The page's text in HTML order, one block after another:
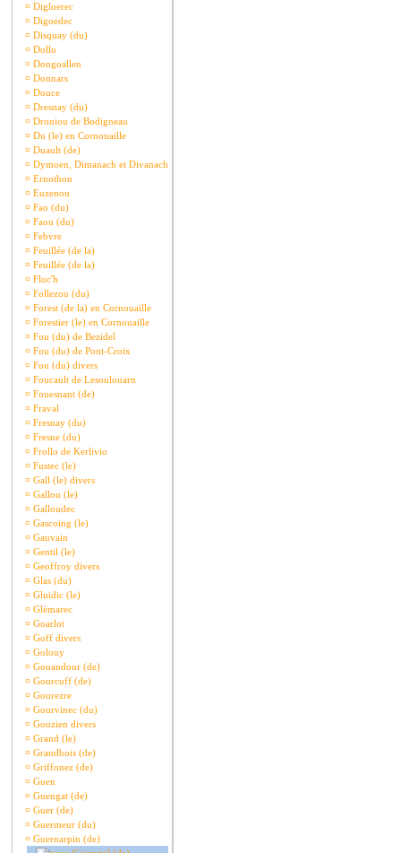
¤ Digloerec
¤ Digoedec
¤ Disquay (du)
¤ Dollo
¤ Dongoallen
¤ Donnars
¤ Douce
¤ Dresnay (du)
¤ Droniou de Bodigneau
¤ Du (le) en Cornouaille
¤ Duault (de)
¤ Dymoen, Dimanach et Divanach
¤ Ernothon
¤ Euzenou
¤ Fao (du)
¤ Faou (du)
¤ Febvre
¤ Feuillée (de la)
¤ Feuillée (de la)
¤ Floc'h
¤ Follezou (du)
¤ Forest (de la) en Cornouaille
¤ Forestier (le) en Cornouaille
¤ Fou (du) de Bezidel
¤ Fou (du) de Pont-Croix
¤ Fou (du) divers
¤ Foucault de Lesoulouarn
¤ Fouesnant (de)
¤ Fraval
¤ Fresnay (du)
¤ Fresne (du)
¤ Frollo de Kerlivio
¤ Fustec (le)
¤ Gall (le) divers
¤ Gallou (le)
¤ Galloudec
¤ Gascoing (le)
¤ Gauvain
¤ Gentil (le)
¤ Geoffroy divers
¤ Glas (du)
¤ Gluidic (le)
¤ Glémarec
¤ Goarlot
¤ Goff divers
¤ Golouy
¤ Gouandour (de)
¤ Gourcuff (de)
¤ Gourezre
¤ Gourvinec (du)
¤ Gouzien divers
¤ Grand (le)
¤ Grandbois (de)
¤ Griffonez (de)
¤ Guen
¤ Guengat (de)
¤ Guer (de)
¤ Guermeur (du)
¤ Guernarpin (de)